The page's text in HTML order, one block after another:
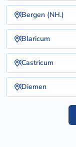
Bergen (NH.)
Blaricum
Castricum
Diemen